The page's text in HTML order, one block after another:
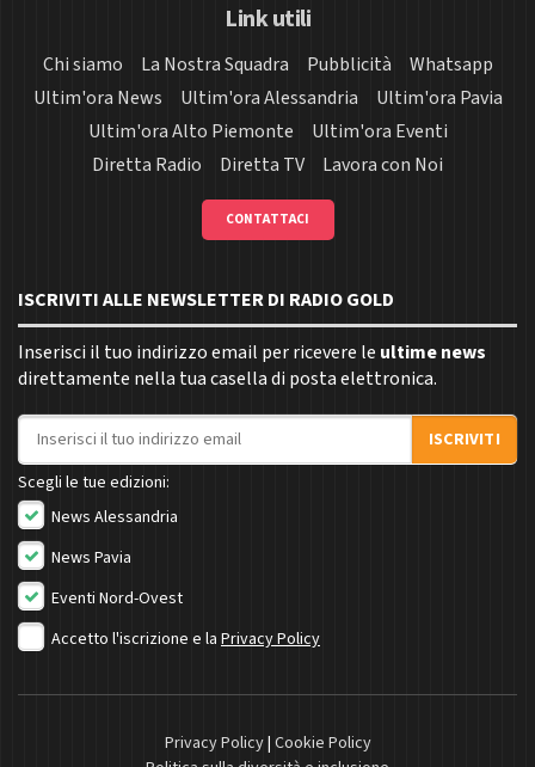
Link utili
Chi siamo La Nostra Squadra Pubblicità
Whatsapp
Ultim'ora News
Ultim'ora Alessandria
Ultim'ora Pavia
Ultim'ora Alto Piemonte
Ultim'ora Eventi
Diretta Radio
Diretta TV Lavora con Noi
CONTATTACI
ISCRIVITI ALLE NEWSLETTER DI RADIO GOLD
Inserisci il tuo indirizzo email per ricevere le ultime news
direttamente nella tua casella di posta elettronica.
Indirizzo email
ISCRIVITI
Scegli le tue edizioni:
News Alessandria
News Pavia
Eventi Nord-Ovest
Accetto l'iscrizione e la Privacy Policy
Privacy Policy| Cookie Policy